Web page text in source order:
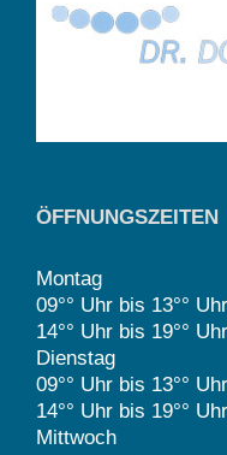
ÖFFNUNGSZEITEN
Montag
09°° Uhr bis 13°° Uhr
14°° Uhr bis 19°° Uhr
Dienstag
09°° Uhr bis 13°° Uhr
14°° Uhr bis 19°° Uhr
Mittwoch